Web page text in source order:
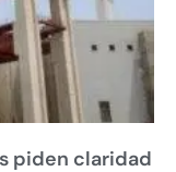
piden claridad